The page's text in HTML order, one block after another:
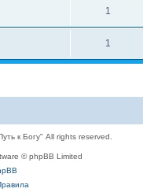
1
1
к Богу" All rights reserved.
© phpBB Limited